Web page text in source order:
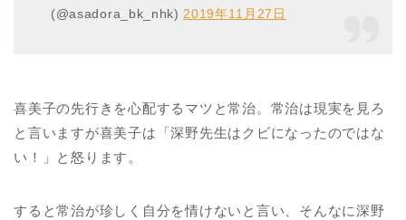
(@asadora_bk_nhk)2019年11月27日
喜美子の先行きを心配するマツと常治。常治は現実を見ろ
と言いますが喜美子は「深野先生はクビになったのではな
い！」と怒ります。
すると常治が珍しく自分を情けないと言い、そんなに深野